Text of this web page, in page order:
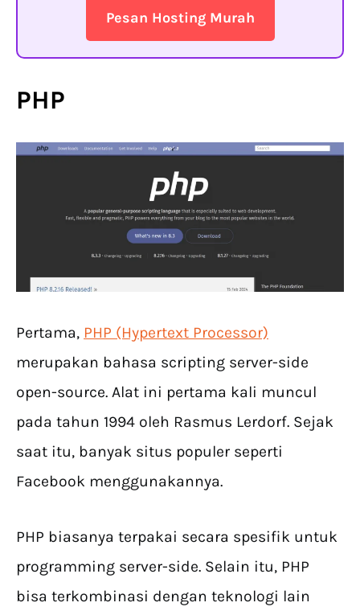
Pesan Hosting Murah
PHP
Pertama, PHP (Hypertext Processor)
merupakan bahasa scripting server-side
open-source. Alat ini pertama kali muncul
pada tahun 1994 oleh Rasmus Lerdorf. Sejak
saat itu, banyak situs populer seperti
Facebook menggunakannya.
PHP biasanya terpakai secara spesifik untuk
programming server-side. Selain itu, PHP
bisa terkombinasi dengan teknologi lain